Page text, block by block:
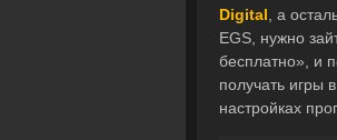
Digital , а
EGS, нужно
бесплатно», и
получать игры
настройках